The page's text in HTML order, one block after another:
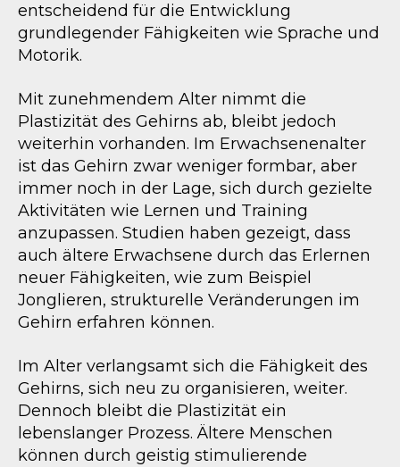
entscheidend für die Entwicklung
grundlegender Fähigkeiten wie Sprache und
Motorik.
Mit zunehmendem Alter nimmt die
Plastizität des Gehirns ab, bleibt jedoch
weiterhin vorhanden. Im Erwachsenenalter
ist das Gehirn zwar weniger formbar, aber
immer noch in der Lage, sich durch gezielte
Aktivitäten wie Lernen und Training
anzupassen. Studien haben gezeigt, dass
auch ältere Erwachsene durch das Erlernen
neuer Fähigkeiten, wie zum Beispiel
Jonglieren, strukturelle Veränderungen im
Gehirn erfahren können.
Im Alter verlangsamt sich die Fähigkeit des
Gehirns, sich neu zu organisieren, weiter.
Dennoch bleibt die Plastizität ein
lebenslanger Prozess. Ältere Menschen
können durch geistig stimulierende